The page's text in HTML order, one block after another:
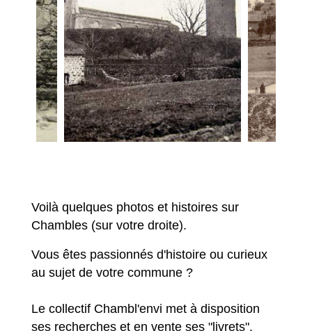
Voilà quelques photos et histoires sur
Chambles (sur votre droite).
Vous êtes passionnés d'histoire ou curieux
au sujet de votre commune ?
Le collectif Chambl'envi met à disposition
ses recherches et en vente ses "livrets".